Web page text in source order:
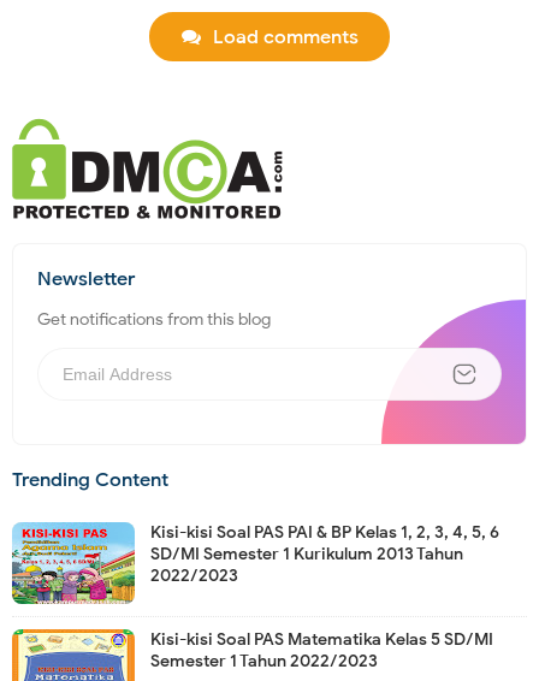
Load comments
Newsletter
Get notifications from this blog
Trending Content
Kisi-kisi Soal PAS PAI & BP Kelas 1, 2, 3, 4, 5, 6
SD/MI Semester 1 Kurikulum 2013 Tahun
2022/2023
Kisi-kisi Soal PAS Matematika Kelas 5 SD/MI
Semester 1 Tahun 2022/2023